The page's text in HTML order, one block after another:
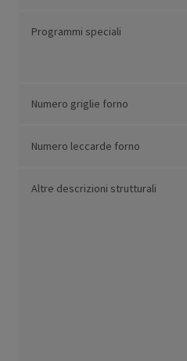
Programmi speciali
Numero griglie forno
Numero leccarde forno
Altre descrizioni strutturali